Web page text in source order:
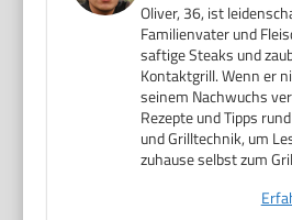
Oliver, 36, ist
Familienvater und
saftige Steaks und
Kontaktgrill. Wenn er
seinem Nachwuchs
Rezepte und Tipps
und Grilltechnik, um
zuhause selbst zum